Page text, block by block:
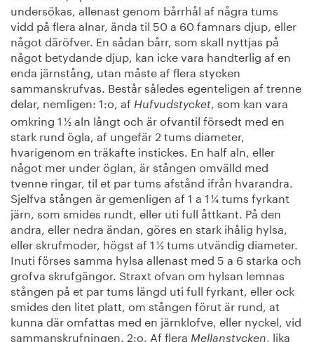
undersökas, allenast genom bårrhål af några tums
vidd på flera alnar, ända til 50 a 60 famnars djup, eller
något däröfver. En sådan bårr, som skall nyttjas på
något betydande djup, kan icke vara handterlig af en
enda järnstång, utan måste af flera stycken
sammanskrufvas. Består således egenteligen af trenne
delar, nemligen: 1:o, af Hufvudstycket, som kan vara
omkring 1 ½ aln långt och är ofvantil försedt med en
stark rund ögla, af ungefär 2 tums diameter,
hvarigenom en träkafte instickes. En half aln, eller
något mer under öglan, är stången omvälld med
tvenne ringar, til et par tums afstånd ifrån hvarandra.
Sjelfva stången är gemenligen af 1 a 1 ¼ tums fyrkant
järn, som smides rundt, eller uti full åttkant. På den
andra, eller nedra ändan, göres en stark ihålig hylsa,
eller skrufmoder, högst af 1 ½ tums utvändig diameter.
Inuti förses samma hylsa allenast med 5 a 6 starka och
grofva skrufgängor. Straxt ofvan om hylsan lemnas
stången på et par tums längd uti full fyrkant, eller ock
smides den litet platt, om stången förut är rund, at
kunna där omfattas med en järnklofve, eller nyckel, vid
sammanskrufningen. 2:o. Af flera Mellanstycken, lika